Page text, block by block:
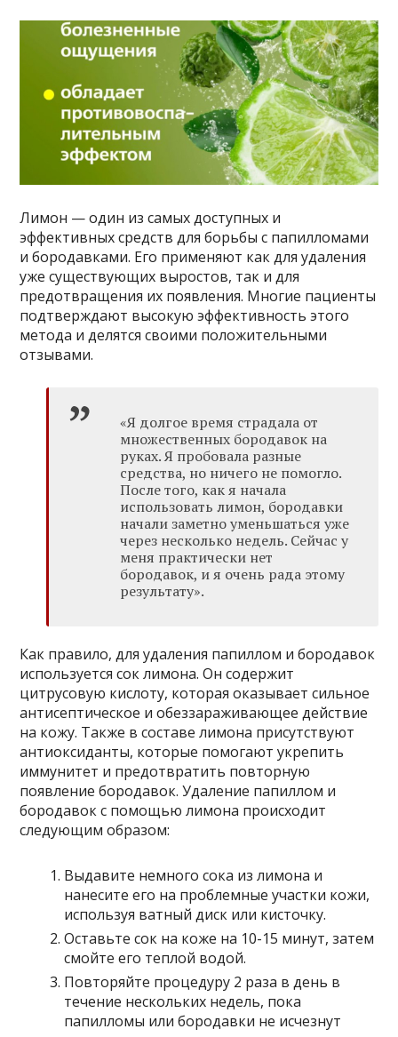
Лимон — один из самых доступных и
эффективных средств для борьбы с папилломами
и бородавками. Его применяют как для удаления
уже существующих выростов, так и для
предотвращения их появления. Многие пациенты
подтверждают высокую эффективность этого
метода и делятся своими положительными
отзывами.
«Я долгое время страдала от
множественных бородавок на
руках. Я пробовала разные
средства, но ничего не помогло.
После того, как я начала
использовать лимон, бородавки
начали заметно уменьшаться уже
через несколько недель. Сейчас у
меня практически нет
бородавок, и я очень рада этому
результату».
Как правило, для удаления папиллом и бородавок
используется сок лимона. Он содержит
цитрусовую кислоту, которая оказывает сильное
антисептическое и обеззараживающее действие
на кожу. Также в составе лимона присутствуют
антиоксиданты, которые помогают укрепить
иммунитет и предотвратить повторную
появление бородавок. Удаление папиллом и
бородавок с помощью лимона происходит
следующим образом:
Выдавите немного сока из лимона и
нанесите его на проблемные участки кожи,
используя ватный диск или кисточку.
Оставьте сок на коже на 10-15 минут, затем
смойте его теплой водой.
Повторяйте процедуру 2 раза в день в
течение нескольких недель, пока
папилломы или бородавки не исчезнут